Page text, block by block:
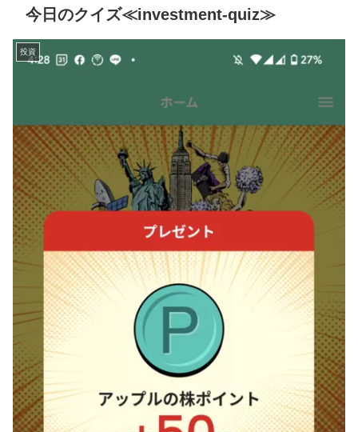
今日のクイズ≪investment-quiz≫
投資